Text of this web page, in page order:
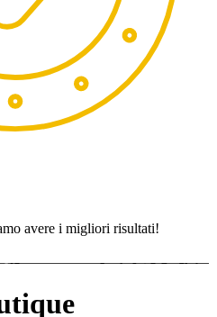
avere i migliori risultati!